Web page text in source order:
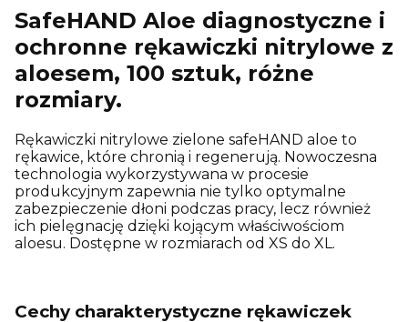
SafeHAND Aloe diagnostyczne i
ochronne rękawiczki nitrylowe z
aloesem, 100 sztuk, różne
rozmiary.
Rękawiczki nitrylowe zielone safeHAND aloe to
rękawice, które chronią i regenerują. Nowoczesna
technologia wykorzystywana w procesie
produkcyjnym zapewnia nie tylko optymalne
zabezpieczenie dłoni podczas pracy, lecz również
ich pielęgnację dzięki kojącym właściwościom
aloesu. Dostępne w rozmiarach od XS do XL.
Cechy charakterystyczne rękawiczek